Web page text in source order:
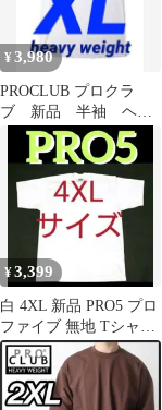
¥3,980
PROCLUB プロクラ
ブ 新品 半袖 ヘビ
ーウェイト 白一枚
黒一枚 XL
¥3,399
白 4XL 新品 PRO5 プロ
ファイブ 無地 Tシャツ
ホワイト ビッグサイズ